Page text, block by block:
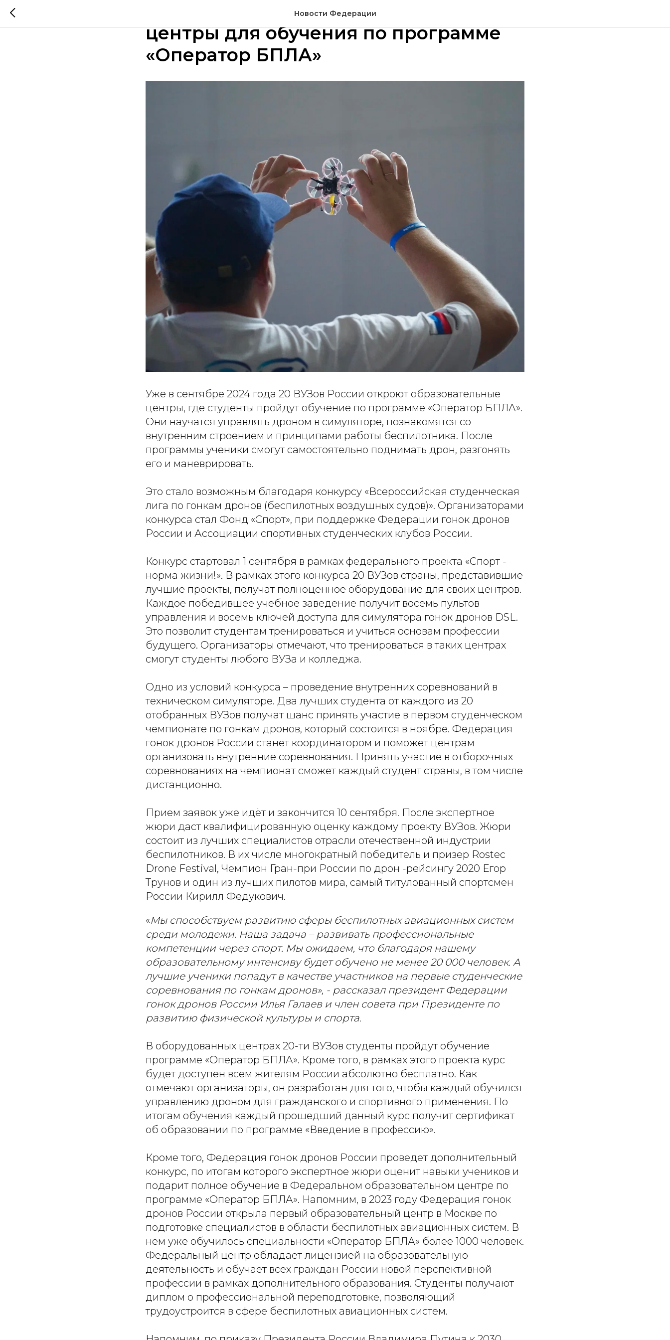
Новости Федерации
Более 20 ВУЗов России откроют
центры для обучения по программе
«Оператор БПЛА»
Уже в сентябре 2024 года 20 ВУЗов России откроют образовательные
центры, где студенты пройдут обучение по программе «Оператор БПЛА».
Они научатся управлять дроном в симуляторе, познакомятся со
внутренним строением и принципами работы беспилотника. После
программы ученики смогут самостоятельно поднимать дрон, разгонять
его и маневрировать.
Это стало возможным благодаря конкурсу «Всероссийская студенческая
лига по гонкам дронов (беспилотных воздушных судов)». Организаторами
конкурса стал Фонд «Спорт», при поддержке Федерации гонок дронов
России и Ассоциации спортивных студенческих клубов России.
Конкурс стартовал 1 сентября в рамках федерального проекта «Спорт -
норма жизни!». В рамках этого конкурса 20 ВУЗов страны, представившие
лучшие проекты, получат полноценное оборудование для своих центров.
Каждое победившее учебное заведение получит восемь пультов
управления и восемь ключей доступа для симулятора гонок дронов DSL.
Это позволит студентам тренироваться и учиться основам профессии
будущего. Организаторы отмечают, что тренироваться в таких центрах
смогут студенты любого ВУЗа и колледжа.
Одно из условий конкурса – проведение внутренних соревнований в
техническом симуляторе. Два лучших студента от каждого из 20
отобранных ВУЗов получат шанс принять участие в первом студенческом
чемпионате по гонкам дронов, который состоится в ноябре. Федерация
гонок дронов России станет координатором и поможет центрам
организовать внутренние соревнования. Принять участие в отборочных
соревнованиях на чемпионат сможет каждый студент страны, в том числе
дистанционно.
Прием заявок уже идёт и закончится 10 сентября. После экспертное
жюри даст квалифицированную оценку каждому проекту ВУЗов. Жюри
состоит из лучших специалистов отрасли отечественной индустрии
беспилотников. В их числе многократный победитель и призер Rostec
Drone Festival, Чемпион Гран-при России по дрон -рейсингу 2020 Егор
Трунов и один из лучших пилотов мира, самый титулованный спортсмен
России Кирилл Федукович.
«Мы способствуем развитию сферы беспилотных авиационных систем
среди молодежи. Наша задача – развивать профессиональные
компетенции через спорт. Мы ожидаем, что благодаря нашему
образовательному интенсиву будет обучено не менее 20 000 человек. А
лучшие ученики попадут в качестве участников на первые студенческие
соревнования по гонкам дронов», - рассказал президент Федерации
гонок дронов России Илья Галаев и член совета при Президенте по
развитию физической культуры и спорта.
В оборудованных центрах 20-ти ВУЗов студенты пройдут обучение
программе «Оператор БПЛА». Кроме того, в рамках этого проекта курс
будет доступен всем жителям России абсолютно бесплатно. Как
отмечают организаторы, он разработан для того, чтобы каждый обучился
управлению дроном для гражданского и спортивного применения. По
итогам обучения каждый прошедший данный курс получит сертификат
об образовании по программе «Введение в профессию».
Кроме того, Федерация гонок дронов России проведет дополнительный
конкурс, по итогам которого экспертное жюри оценит навыки учеников и
подарит полное обучение в Федеральном образовательном центре по
программе «Оператор БПЛА». Напомним, в 2023 году Федерация гонок
дронов России открыла первый образовательный центр в Москве по
подготовке специалистов в области беспилотных авиационных систем. В
нем уже обучилось специальности «Оператор БПЛА» более 1000 человек.
Федеральный центр обладает лицензией на образовательную
деятельность и обучает всех граждан России новой перспективной
профессии в рамках дополнительного образования. Студенты получают
диплом о профессиональной переподготовке, позволяющий
трудоустроится в сфере беспилотных авиационных систем.